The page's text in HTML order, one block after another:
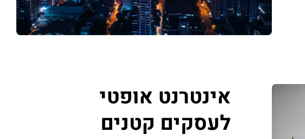
אינטרנט אופטי
לעסקים קטנים